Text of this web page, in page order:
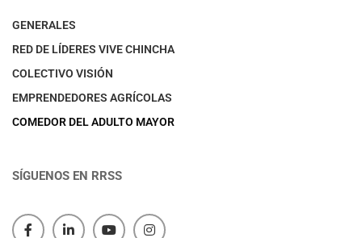
GENERALES
RED DE LÍDERES VIVE CHINCHA
COLECTIVO VISIÓN
EMPRENDEDORES AGRÍCOLAS
COMEDOR DEL ADULTO MAYOR
SÍGUENOS EN RRSS